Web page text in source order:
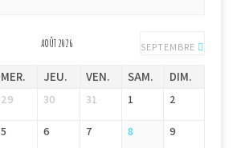
AOÛT 2026 SEPTEMBRE
MER. JEU. VEN. SAM. DIM.
29 30 31 1 2
5 6 7 8 9